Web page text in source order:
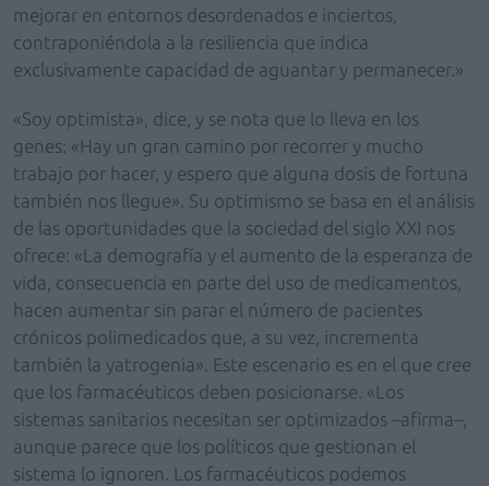
mejorar en entornos desordenados e inciertos,
contraponiéndola a la resiliencia que indica
exclusivamente capacidad de aguantar y permanecer.»
«Soy optimista», dice, y se nota que lo lleva en los
genes: «Hay un gran camino por recorrer y mucho
trabajo por hacer, y espero que alguna dosis de fortuna
también nos llegue». Su optimismo se basa en el análisis
de las oportunidades que la sociedad del siglo XXI nos
ofrece: «La demografía y el aumento de la esperanza de
vida, consecuencia en parte del uso de medicamentos,
hacen aumentar sin parar el número de pacientes
crónicos polimedicados que, a su vez, incrementa
también la yatrogenia». Este escenario es en el que cree
que los farmacéuticos deben posicionarse. «Los
sistemas sanitarios necesitan ser optimizados –afirma–,
aunque parece que los políticos que gestionan el
sistema lo ignoren. Los farmacéuticos podemos